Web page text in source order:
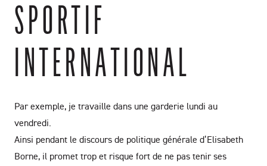
SPORTIF
INTERNATIONAL
Par exemple, je travaille dans une garderie lundi au
vendredi.
Ainsi pendant le discours de politique générale d’Elisabeth
Borne, il promet trop et risque fort de ne pas tenir ses